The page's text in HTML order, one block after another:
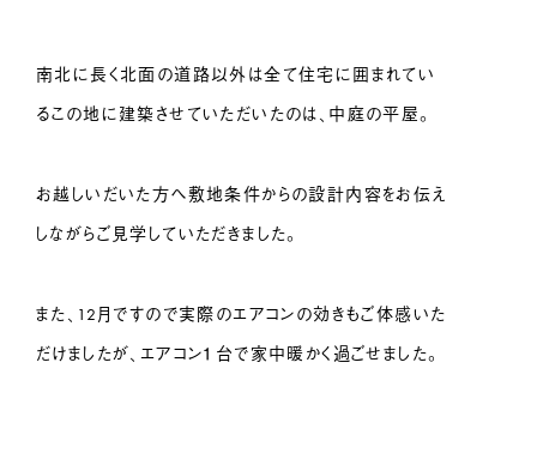
南北に長く北面の道路以外は全て住宅に囲まれてい
るこの地に建築させていただいたのは、中庭の平屋。
お越しいだいた方へ敷地条件からの設計内容をお伝え
しながらご見学していただきました。
また、12月ですので実際のエアコンの効きもご体感いた
だけましたが、エアコン１台で家中暖かく過ごせました。